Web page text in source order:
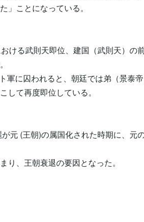
」ことになっている。
ける武則天即位、建国（武則天）の
軍に囚われると、朝廷では弟（景泰
して再度即位している。
元 (王朝)の属国化された時期に、
り、王朝衰退の要因となった。